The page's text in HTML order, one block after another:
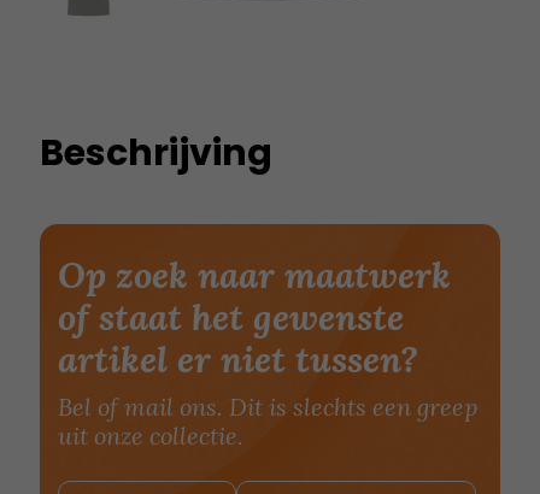
Beschrijving
Op zoek naar maatwerk
of staat het gewenste
artikel er niet tussen?
Bel of mail ons. Dit is slechts een greep
uit onze collectie.